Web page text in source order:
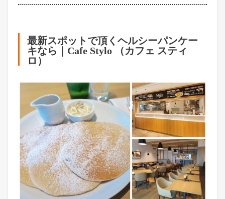
最新スポットで頂くヘルシーパンケー
キなら｜Cafe Stylo （カフェ スティ
ロ）